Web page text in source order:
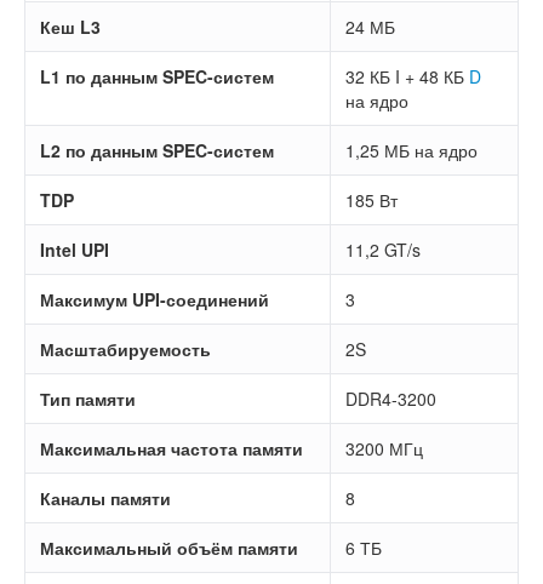
Кеш L3 24 МБ
L1 по данным SPEC-систем 32 КБ I + 48 КБ D
на ядро
L2 по данным SPEC-систем 1,25 МБ на ядро
TDP 185 Вт
Intel UPI 11,2 GT/s
Максимум UPI-соединений 3
Масштабируемость 2S
Тип памяти DDR4-3200
Максимальная частота памяти 3200 МГц
Каналы памяти 8
Максимальный объём памяти 6 ТБ